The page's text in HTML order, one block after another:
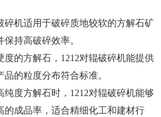
碎机适用于破碎质地较软的方解石矿
持高破碎效率。
度的方解石，1212对辊破碎机能提供
的粒度分布符合标准。
度方解石时，1212对辊破碎机能够
的成品率，适合精细化工和建材行